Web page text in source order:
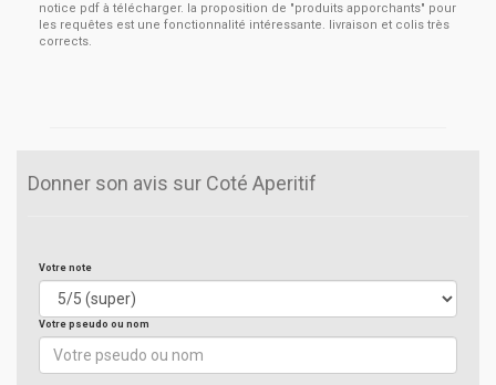
notice pdf à télécharger. la proposition de "produits apporchants" pour
les requêtes est une fonctionnalité intéressante. livraison et colis très
corrects.
Donner son avis sur Coté Aperitif
Votre note
Votre pseudo ou nom